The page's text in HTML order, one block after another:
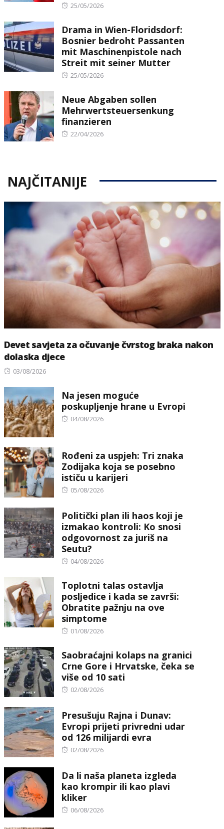
Posted
25/05/2026
Drama in Wien-Floridsdorf:
Bosnier bedroht Passanten
mit Maschinenpistole nach
Streit mit seiner Mutter
Posted
25/05/2026
Neue Abgaben sollen
Mehrwertsteuersenkung
finanzieren
Posted
22/04/2026
NAJČITANIJE
Devet savjeta za očuvanje čvrstog braka nakon
dolaska djece
Posted
03/08/2026
Na jesen moguće
poskupljenje hrane u Evropi
Posted
04/08/2026
Rođeni za uspjeh: Tri znaka
Zodijaka koja se posebno
ističu u karijeri
Posted
05/08/2026
Politički plan ili haos koji je
izmakao kontroli: Ko snosi
odgovornost za juriš na
Seutu?
Posted
04/08/2026
Toplotni talas ostavlja
posljedice i kada se završi:
Obratite pažnju na ove
simptome
Posted
01/08/2026
Saobraćajni kolaps na granici
Crne Gore i Hrvatske, čeka se
više od 10 sati
Posted
02/08/2026
Presušuju Rajna i Dunav:
Evropi prijeti privredni udar
od 126 milijardi evra
Posted
02/08/2026
Da li naša planeta izgleda
kao krompir ili kao plavi
kliker
Posted
06/08/2026